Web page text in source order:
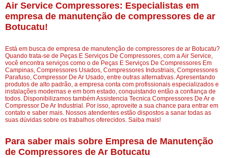
Air Service Compressores: Especialistas em
empresa de manutenção de compressores de ar
Botucatu!
Está em busca de empresa de manutenção de compressores de ar Botucatu?
Quando trata-se de Peças E Serviços De Compressores, com a Air Service,
você encontra serviços como o de Peças E Serviços De Compressores Em
Campinas, Compressores Usados, Compressores Industriais, Compressores
Parafuso, Compressor De Ar Usado, entre outras alternativas. Apresentando
produtos de alto padrão, a empresa conta com profissionais especializados e
instalações modernas e em bom estado, conquistando então a confiança de
todos. Disponibilizamos também Assistencia Tecnica Compressores De Ar e
Compressor De Ar Industrial. Por isso, aproveite a sua chance para entrar em
contato e saber mais. Nossos atendentes estão dispostos a sanar todas as
suas dúvidas sobre os trabalhos oferecidos. Saiba mais!
Para saber mais sobre Empresa de Manutenção
de Compressores de Ar Botucatu